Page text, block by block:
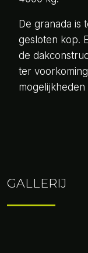
De granada is
gesloten kop.
de
ter
GALLERIJ